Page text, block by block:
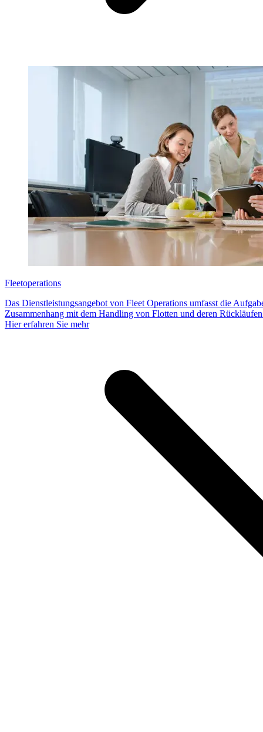
Fleetoperations
Das Dienstleistungsangebot von Fleet Operations umfasst die
Zusammenhang mit dem Handling von Flotten und deren
Hier erfahren Sie mehr